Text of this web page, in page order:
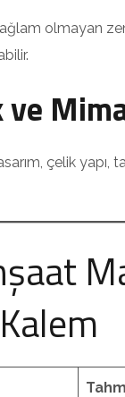
olmayan
çelik yapı,